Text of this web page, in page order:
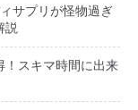
サプリが怪物過ぎ
説
！スキマ時間に出来